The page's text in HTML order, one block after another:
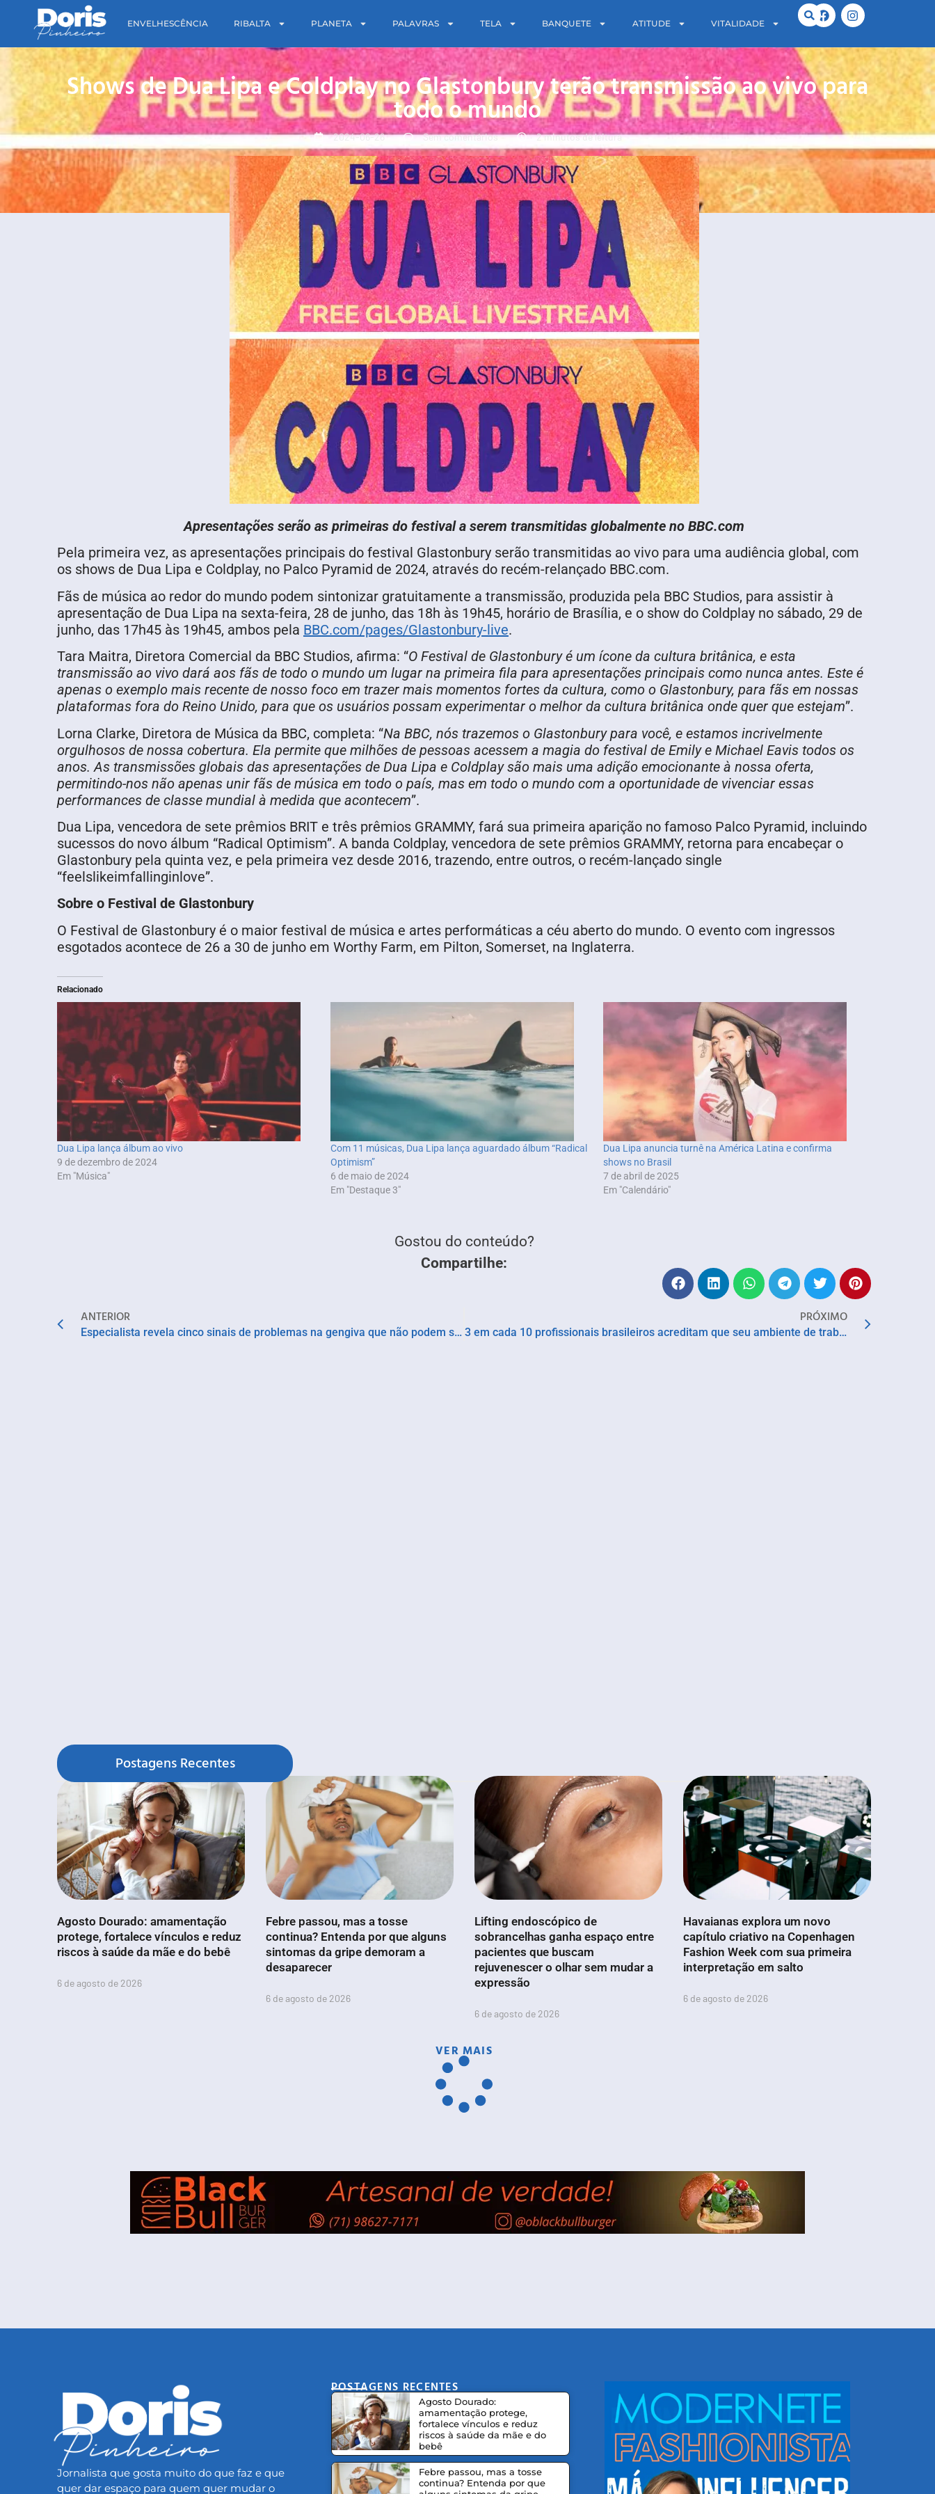
ENVELHESCÊNCIA RIBALTA PLANETA PALAVRAS TELA BANQUETE ATITUDE VITALIDADE
Shows de Dua Lipa e Coldplay no Glastonbury terão transmissão ao vivo para
todo o mundo
2024-06-26 Sem comentários 2 minutos de leitura
Apresentações serão as primeiras do festival a serem transmitidas globalmente no BBC.com
Pela primeira vez, as apresentações principais do festival Glastonbury serão transmitidas ao vivo para uma audiência global, com
os shows de Dua Lipa e Coldplay, no Palco Pyramid de 2024, através do recém-relançado BBC.com.
Fãs de música ao redor do mundo podem sintonizar gratuitamente a transmissão, produzida pela BBC Studios, para assistir à
apresentação de Dua Lipa na sexta-feira, 28 de junho, das 18h às 19h45, horário de Brasília, e o show do Coldplay no sábado, 29 de
junho, das 17h45 às 19h45, ambos pela BBC.com/pages/Glastonbury-live.
Tara Maitra, Diretora Comercial da BBC Studios, afirma: “O Festival de Glastonbury é um ícone da cultura britânica, e esta
transmissão ao vivo dará aos fãs de todo o mundo um lugar na primeira fila para apresentações principais como nunca antes. Este é
apenas o exemplo mais recente de nosso foco em trazer mais momentos fortes da cultura, como o Glastonbury, para fãs em nossas
plataformas fora do Reino Unido, para que os usuários possam experimentar o melhor da cultura britânica onde quer que estejam”.
Lorna Clarke, Diretora de Música da BBC, completa: “Na BBC, nós trazemos o Glastonbury para você, e estamos incrivelmente
orgulhosos de nossa cobertura. Ela permite que milhões de pessoas acessem a magia do festival de Emily e Michael Eavis todos os
anos. As transmissões globais das apresentações de Dua Lipa e Coldplay são mais uma adição emocionante à nossa oferta,
permitindo-nos não apenas unir fãs de música em todo o país, mas em todo o mundo com a oportunidade de vivenciar essas
performances de classe mundial à medida que acontecem”.
Dua Lipa, vencedora de sete prêmios BRIT e três prêmios GRAMMY, fará sua primeira aparição no famoso Palco Pyramid, incluindo
sucessos do novo álbum “Radical Optimism”. A banda Coldplay, vencedora de sete prêmios GRAMMY, retorna para encabeçar o
Glastonbury pela quinta vez, e pela primeira vez desde 2016, trazendo, entre outros, o recém-lançado single
“feelslikeimfallinginlove”.
Sobre o Festival de Glastonbury
O Festival de Glastonbury é o maior festival de música e artes performáticas a céu aberto do mundo. O evento com ingressos
esgotados acontece de 26 a 30 de junho em Worthy Farm, em Pilton, Somerset, na Inglaterra.
Relacionado
Dua Lipa lança álbum ao vivo
9 de dezembro de 2024
Em "Música"
Com 11 músicas, Dua Lipa lança aguardado álbum “Radical
Optimism”
6 de maio de 2024
Em "Destaque 3"
Dua Lipa anuncia turnê na América Latina e confirma
shows no Brasil
7 de abril de 2025
Em "Calendário"
Gostou do conteúdo?
Compartilhe:
ANTERIOR
Especialista revela cinco sinais de problemas na gengiva que não podem ser ignorados
PRÓXIMO
3 em cada 10 profissionais brasileiros acreditam que seu ambiente de trabalho é inclusivo
Postagens Recentes
Agosto Dourado: amamentação
protege, fortalece vínculos e reduz
riscos à saúde da mãe e do bebê
6 de agosto de 2026
Febre passou, mas a tosse
continua? Entenda por que alguns
sintomas da gripe demoram a
desaparecer
6 de agosto de 2026
Lifting endoscópico de
sobrancelhas ganha espaço entre
pacientes que buscam
rejuvenescer o olhar sem mudar a
expressão
6 de agosto de 2026
Havaianas explora um novo
capítulo criativo na Copenhagen
Fashion Week com sua primeira
interpretação em salto
6 de agosto de 2026
VER MAIS
Jornalista que gosta muito do que faz e que
quer dar espaço para quem quer mudar o
POSTAGENS RECENTES
Agosto Dourado:
amamentação protege,
fortalece vínculos e reduz
riscos à saúde da mãe e do
bebê
Febre passou, mas a tosse
continua? Entenda por que
CONHEÇA DORIS E EQUIPE